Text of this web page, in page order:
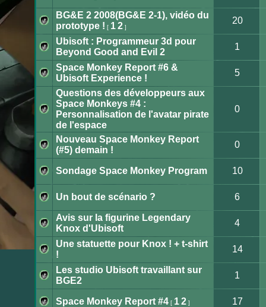
message
non
lu
Aucun
message
non
lu
BG&E 2 2008(BG&E 2-1), vidéo du
prototype ! [ 1 2]
20
Aucun
message
non
lu
Ubisoft : Programmeur 3d pour
Beyond Good and Evil 2
1
Aucun
message
non
Space Monkey Report #6 &
Ubisoft Experience !
5
Aucun
message
non
Questions des développeurs aux
Space Monkeys #4 :
Personnalisation de l'avatar pirate
de l'espace
0
Aucun
message
non
lu
Nouveau Space Monkey Report
(#5) demain !
0
message
non
lu
Sondage Space Monkey Program 10
message
non
lu
Un bout de scénario ? 6
Aucun
message
non
lu
Avis sur la figurine Legendary
Knox d'Ubisoft
4
Aucun
message
lu
Une statuette pour Knox ! + t-shirt
!
14
Aucun
message
non
lu
Les studio Ubisoft travaillant sur
BGE2
1
Space Monkey Report #4[ 1 2] 17